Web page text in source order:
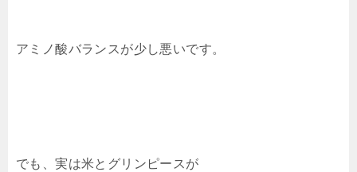
アミノ酸バランスが少し悪いです。
でも、実は米とグリンピースが